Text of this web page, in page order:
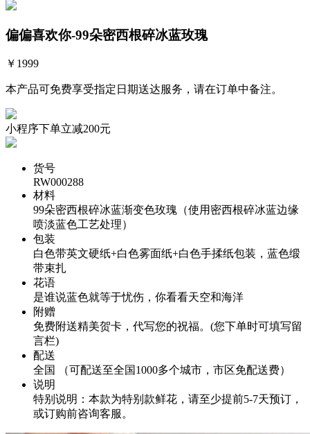
偏偏喜欢你-99朵密西根碎冰蓝玫瑰
￥ 1999
本产品可免费享受指定日期送达服务，请在订单中备注。
小程序下单立减200元
货号
RW000288
材料
99朵密西根碎冰蓝渐变色玫瑰（使用密西根碎冰蓝边缘
喷淡蓝色工艺处理）
包装
白色带英文硬纸+白色雾面纸+白色手揉纸包装，蓝色缎
带束扎
花语
是谁说蓝色就等于忧伤，你看看天空和海洋
附赠
免费附送精美贺卡，代写您的祝福。(您下单时可填写留
言栏)
配送
全国 （可配送至全国1000多个城市，市区免配送费）
说明
特别说明：本款为特别款鲜花，请至少提前5-7天预订，
或订购前咨询客服。